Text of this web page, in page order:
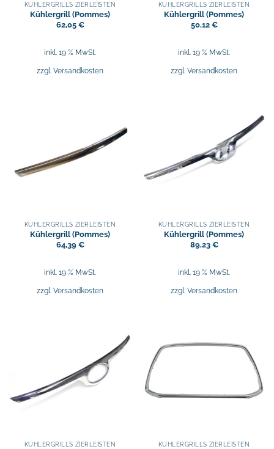
KÜHLERGRILLS ZIERLEISTEN
Kühlergrill (Pommes)
62,05 €
inkl. 19 % MwSt.
zzgl. Versandkosten
KÜHLERGRILLS ZIERLEISTEN
Kühlergrill (Pommes)
50,12 €
inkl. 19 % MwSt.
zzgl. Versandkosten
KÜHLERGRILLS ZIERLEISTEN
Kühlergrill (Pommes)
64,39 €
inkl. 19 % MwSt.
zzgl. Versandkosten
KÜHLERGRILLS ZIERLEISTEN
Kühlergrill (Pommes)
89,23 €
inkl. 19 % MwSt.
zzgl. Versandkosten
KÜHLERGRILLS ZIERLEISTEN KÜHLERGRILLS ZIERLEISTEN